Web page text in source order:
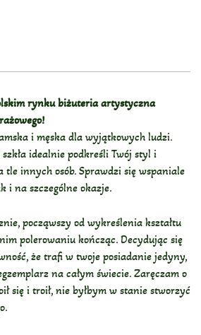
rynku biżuteria artystyczna
i męska dla wyjątkowych ludzi.
idealnie podkreśli Twój styl i
tle innych osób. Sprawdzi się wspaniale
i na szczególne okazje.
począwszy od wykreślenia kształtu
polerowaniu kończąc. Decydując się
że trafi w twoje posiadanie jedyny,
na całym świecie. Zaręczam o
się i troił, nie byłbym w stanie stworzyć